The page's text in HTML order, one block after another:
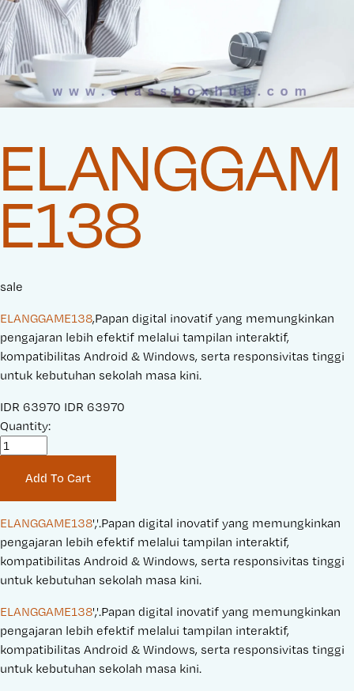
ELANGGAM
E138
sale
ELANGGAME138,Papan digital inovatif yang memungkinkan
pengajaran lebih efektif melalui tampilan interaktif,
kompatibilitas Android & Windows, serta responsivitas tinggi
untuk kebutuhan sekolah masa kini.
S
a
r
i
c
e
:
IDR 63970 O
n
a
l
P
r
c
e
:
IDR 63970
Quantity:
Add To Cart
ELANGGAME138','.Papan digital inovatif yang memungkinkan
pengajaran lebih efektif melalui tampilan interaktif,
kompatibilitas Android & Windows, serta responsivitas tinggi
untuk kebutuhan sekolah masa kini.
ELANGGAME138','.Papan digital inovatif yang memungkinkan
pengajaran lebih efektif melalui tampilan interaktif,
kompatibilitas Android & Windows, serta responsivitas tinggi
untuk kebutuhan sekolah masa kini.